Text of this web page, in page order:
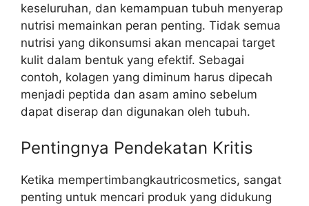
keseluruhan, dan kemampuan tubuh menyerap
nutrisi memainkan peran penting. Tidak semua
nutrisi yang dikonsumsi akan mencapai target
kulit dalam bentuk yang efektif. Sebagai
contoh, kolagen yang diminum harus dipecah
menjadi peptida dan asam amino sebelum
dapat diserap dan digunakan oleh tubuh.
Pentingnya Pendekatan Kritis
Ketika mempertimbangkautricosmetics, sangat
penting untuk mencari produk yang didukung